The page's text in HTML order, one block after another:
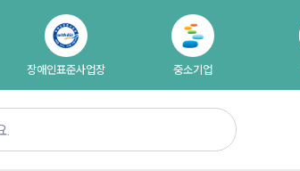
장애인표준사업장 중소기업